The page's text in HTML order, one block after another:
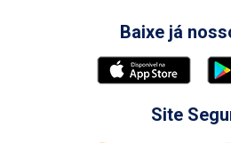
Baixe já
Site